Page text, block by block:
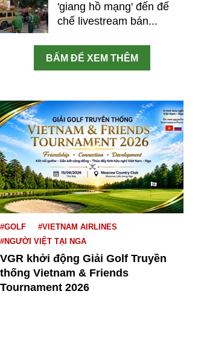
'giang hồ mạng' đến đế
chế livestream bán...
BẤM ĐỂ XEM THÊM
#GOLF
#VIETNAM AIRLINES
#NGƯỜI VIỆT TẠI NGA
VGR khởi động Giải Golf Truyền
thống Vietnam & Friends
Tournament 2026